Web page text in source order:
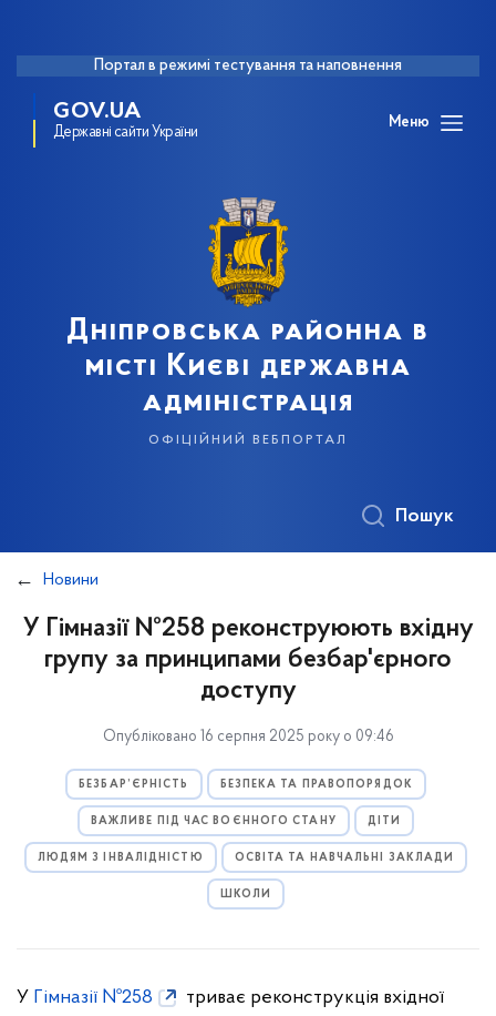
Портал в режимі тестування та наповнення
GOV.UA
Державні сайти України
Меню
Дніпровська районна в
місті Києві державна
адміністрація
офіційний вебпортал
Пошук
Новини
У Гімназії №258 реконструюють вхідну
групу за принципами безбар'єрного
доступу
Опубліковано 16 серпня 2025 року о 09:46
БЕЗБАР’ЄРНІСТЬ БЕЗПЕКА ТА ПРАВОПОРЯДОК
ВАЖЛИВЕ ПІД ЧАС ВОЄННОГО СТАНУ ДІТИ
ЛЮДЯМ З ІНВАЛІДНІСТЮ ОСВІТА ТА НАВЧАЛЬНІ ЗАКЛАДИ
ШКОЛИ
У Гімназії №258
триває реконструкція вхідної